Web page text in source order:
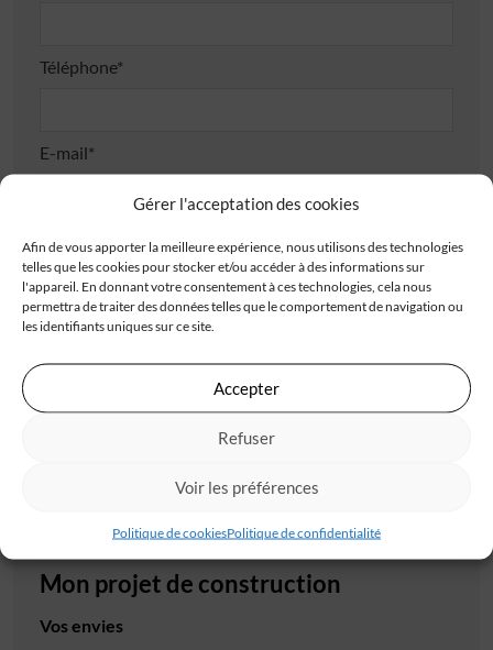
Gérer l'acceptation des cookies
Afin de vous apporter la meilleure expérience, nous utilisons des technologies
telles que les cookies pour stocker et/ou accéder à des informations sur
l'appareil. En donnant votre consentement à ces technologies, cela nous
permettra de traiter des données telles que le comportement de navigation ou
les identifiants uniques sur ce site.
Accepter
Refuser
Voir les préférences
Politique de cookiesPolitique de confidentialité
Téléphone*
E-mail*
Adresse
Mon projet de construction
Vos envies